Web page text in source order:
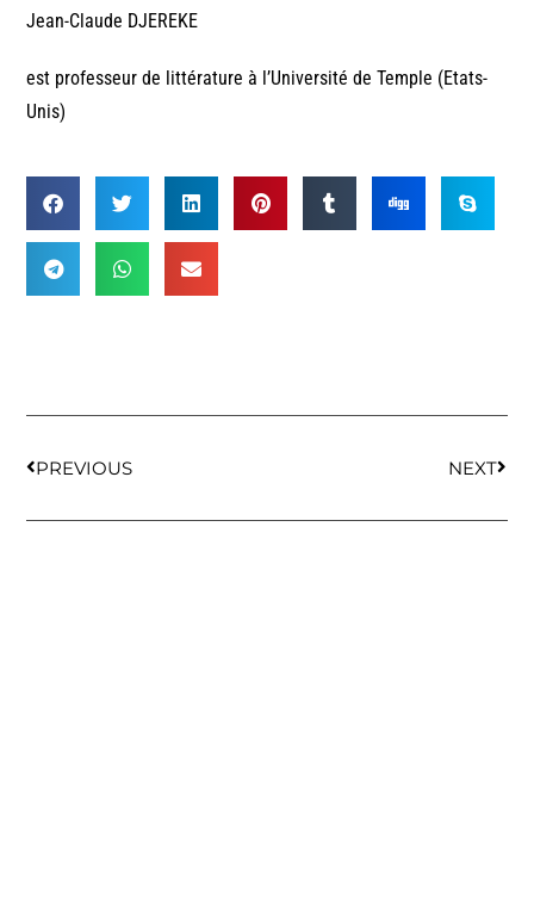
Jean-Claude DJEREKE
est professeur de littérature à l’Université de Temple (Etats-
Unis)
PREVIOUS NEXT